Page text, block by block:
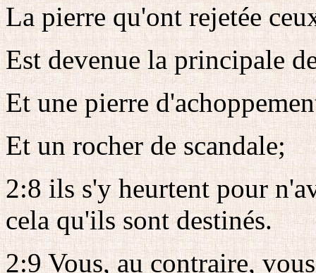
La pierre qu'ont rejetée
Est devenue la principale
Et une pierre
Et un rocher de scandale;
2:8 ils s'y heurtent pour
cela qu'ils sont destinés.
2:9 Vous, au contraire,